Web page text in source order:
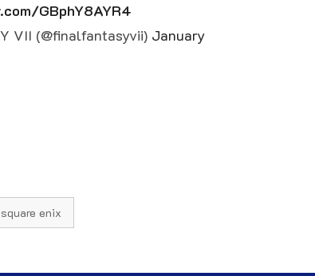
GBphY8AYR4
VII (@finalfantasyvii) January
square enix